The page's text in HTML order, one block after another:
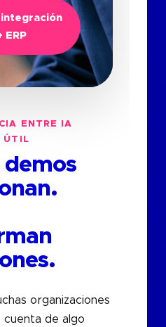
ERP
ENTRE IA
ÚTIL
demos
organizaciones
cuenta de algo